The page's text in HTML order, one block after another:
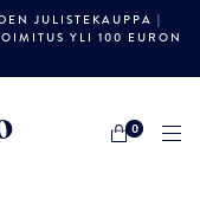
JULISTEKAUPPA |
YLI 100 EURON
0